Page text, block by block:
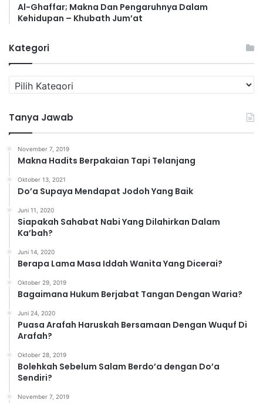
Al-Ghaffar; Makna Dan Pengaruhnya Dalam
Kehidupan – Khubath Jum’at
Kategori
a
e
g
Tanya Jawab
November 7, 2019
Makna Hadits Berpakaian Tapi Telanjang
Oktober 13, 2021
Do’a Supaya Mendapat Jodoh Yang Baik
Juni 11, 2020
Siapakah Sahabat Nabi Yang Dilahirkan Dalam
Ka’bah?
Juni 14, 2020
Berapa Lama Masa Iddah Wanita Yang Dicerai?
Oktober 29, 2019
Bagaimana Hukum Berjabat Tangan Dengan Waria?
Juni 24, 2020
Puasa Arafah Haruskah Bersamaan Dengan Wuquf Di
Arafah?
Oktober 28, 2019
Bolehkah Sebelum Salam Berdo’a dengan Do’a
Sendiri?
November 7, 2019